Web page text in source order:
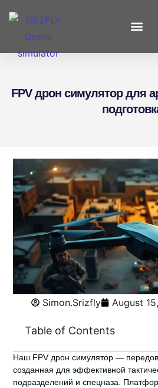
FPV дрон симулятор для
Simon.Srizfly August
Table of Contents
Наш FPV дрон симулятор —
созданная для эффективной
подразделений и спецназа.